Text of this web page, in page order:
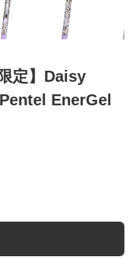
定】Daisy
EnerGel